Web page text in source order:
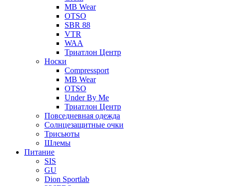
MB Wear
OTSO
SBR 88
VTR
WAA
Триатлон Центр
Носки
Compressport
MB Wear
OTSO
Under By Me
Триатлон Центр
Повседневная одежда
Солнцезащитные очки
Трисьюты
Шлемы
Питание
SIS
GU
Dion Sportlab